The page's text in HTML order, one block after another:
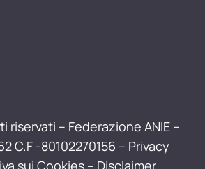
riservati – Federazione ANIE –
C.F -80102270156 – Privacy